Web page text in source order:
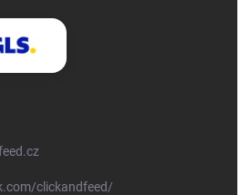
clickandfeed/